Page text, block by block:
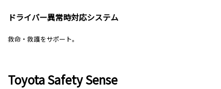
ドライバー異常時対応システム
救命・救護をサポート。
Toyota Safety Sense